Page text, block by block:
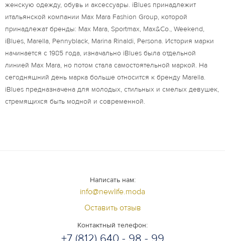
женскую одежду, обувь и аксессуары. iBlues принадлежит
итальянской компании Max Mara Fashion Group, которой
принадлежат бренды: Max Mara, Sportmax, Max&Co., Weekend,
iBlues, Marella, Pennyblack, Marina Rinaldi, Persona. История марки
начинается с 1985 года, изначально iBlues была отдельной
линией Max Mara, но потом стала самостоятельной маркой. На
сегодняшний день марка больше относится к бренду Marella.
iBlues предназначена для молодых, стильных и смелых девушек,
стремящихся быть модной и современной.
Написать нам:
info@newlife.moda
Оставить отзыв
Контактный телефон: